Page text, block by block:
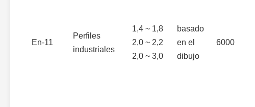
En-11
Perfiles
industriales
1,4 ~ 1,8
2,0 ~ 2,2
2,0 ~ 3,0
basado
en el
dibujo
6000